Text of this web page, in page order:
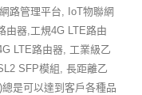
路管理平台, IoT物聯網
由器,工規4G LTE路由
LTE路由器, 工業級乙
SFP模組, 長距離乙
是可以達到客戶各種品